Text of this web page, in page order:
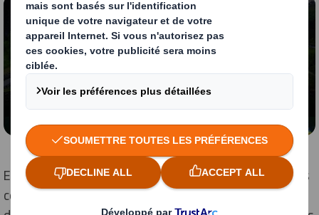
Contenu bloqué
Pour visionner cette vidéo, vous devez accepter les
cookies « fonctionnels »
Modifier mes paramètres
En partenariat avec nos clients, nos fournisseurs et les
communautés, nous avons réalisé d'énormes progrès